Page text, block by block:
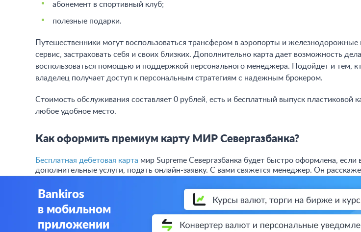
абонемент в спортивный клуб;
полезные подарки.
Путешественники могут воспользоваться трансфером в аэропорты и
сервис, застраховать себя и своих близких. Дополнительно карта дает возможность
воспользоваться помощью и поддержкой персонального менеджера. Подойдет и тем,
владелец получает доступ к персональным стратегиям с надежным брокером.
Стоимость обслуживания составляет 0 рублей, есть и бесплатный выпуск
любое удобное место.
Как оформить премиум карту МИР Севергазбанка?
Бесплатная дебетовая карта мир Supreme Севергазбанка будет быстро оформлена,
дополнительные услуги, подать онлайн-заявку. С вами свяжется менеджер. Он
Bankiros
в мобильном
приложении